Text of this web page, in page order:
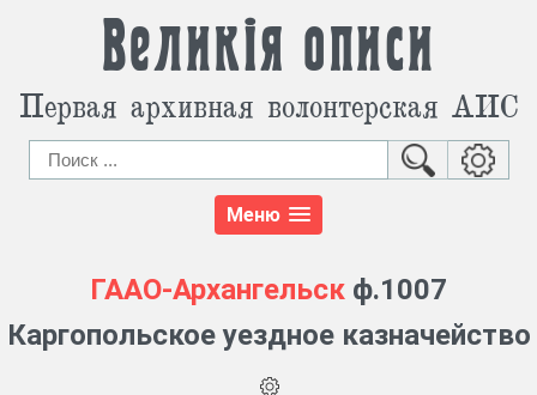
Великія описи
Первая архивная волонтерская АИС
Меню
ГААО-Архангельск ф.1007
Каргопольское уездное казначейство